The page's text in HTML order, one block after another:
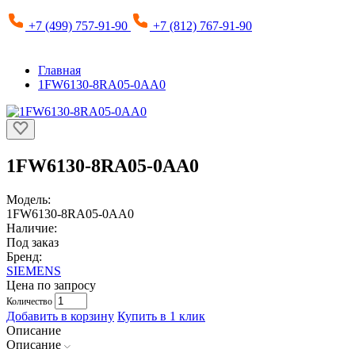
+7 (499) 757-91-90 +7 (812) 767-91-90
Главная
1FW6130-8RA05-0AA0
1FW6130-8RA05-0AA0
Модель:
1FW6130-8RA05-0AA0
Наличие:
Под заказ
Бренд:
SIEMENS
Цена по запросу
Количество
Добавить в корзину Купить в 1 клик
Описание
Описание